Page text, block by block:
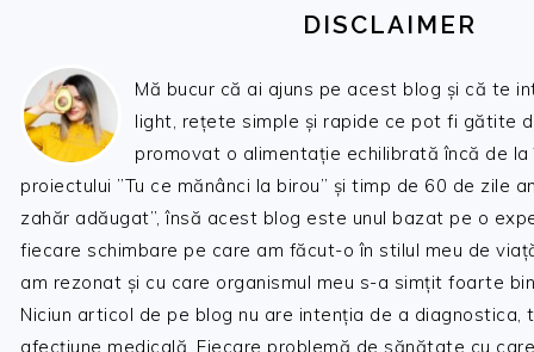
DISCLAIMER
Mă bucur că ai ajuns pe acest blog și că te
light, rețete simple și rapide ce pot fi gătite
promovat o alimentație echilibrată încă de
proiectului ”Tu ce mănânci la birou” și timp de 60 de zile
zahăr adăugat”, însă acest blog este unul bazat pe o
fiecare schimbare pe care am făcut-o în stilul meu de
am rezonat și cu care organismul meu s-a simțit foarte
Niciun articol de pe blog nu are intenția de a diagnostica,
afecțiune medicală. Fiecare problemă de sănătate cu